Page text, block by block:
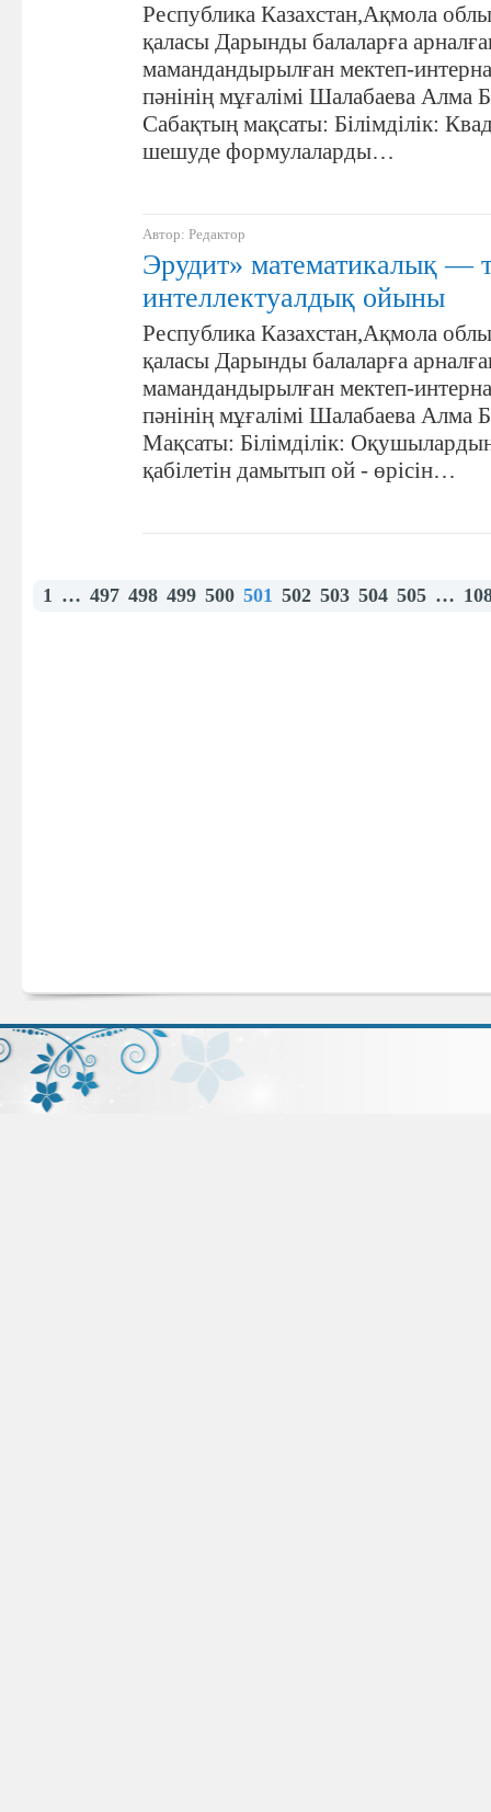
Республика Казахстан,Ақмола
қаласы Дарынды балаларға
мамандандырылған мектеп-
пәнінің мұғалімі Шалабаева Алма
Сабақтың мақсаты: Білімділік:
шешуде формулаларды…
Автор: Редактор
Эрудит» математикалық —
интеллектуалдық ойыны
Республика Казахстан,Ақмола
қаласы Дарынды балаларға
мамандандырылған мектеп-
пәнінің мұғалімі Шалабаева Алма
Мақсаты: Білімділік: Оқушылардың
қабілетін дамытып ой - өрісін…
1 … 497 498 499 500 501 502 503 504 505 …